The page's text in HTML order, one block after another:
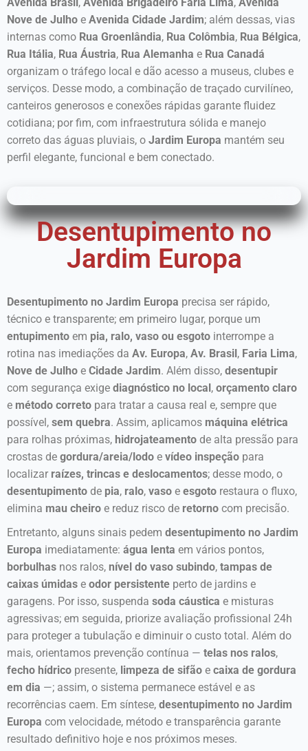
Nove de Julho e Avenida Cidade Jardim; além dessas, vias
internas como Rua Groenlândia, Rua Colômbia, Rua Bélgica,
Rua Itália, Rua Áustria, Rua Alemanha e Rua Canadá
organizam o tráfego local e dão acesso a museus, clubes e
serviços. Desse modo, a combinação de traçado curvilíneo,
canteiros generosos e conexões rápidas garante fluidez
cotidiana; por fim, com infraestrutura sólida e manejo
correto das águas pluviais, o Jardim Europa mantém seu
perfil elegante, funcional e bem conectado.
Desentupimento no
Jardim Europa
Desentupimento no Jardim Europa precisa ser rápido,
técnico e transparente; em primeiro lugar, porque um
entupimento em pia, ralo, vaso ou esgoto interrompe a
rotina nas imediações da Av. Europa, Av. Brasil, Faria Lima,
Nove de Julho e Cidade Jardim. Além disso, desentupir
com segurança exige diagnóstico no local, orçamento claro
e método correto para tratar a causa real e, sempre que
possível, sem quebra. Assim, aplicamos máquina elétrica
para rolhas próximas, hidrojateamento de alta pressão para
crostas de gordura/areia/lodo e vídeo inspeção para
localizar raízes, trincas e deslocamentos; desse modo, o
desentupimento de pia, ralo, vaso e esgoto restaura o fluxo,
elimina mau cheiro e reduz risco de retorno com precisão.
Entretanto, alguns sinais pedem desentupimento no Jardim
Europa imediatamente: água lenta em vários pontos,
borbulhas nos ralos, nível do vaso subindo, tampas de
caixas úmidas e odor persistente perto de jardins e
garagens. Por isso, suspenda soda cáustica e misturas
agressivas; em seguida, priorize avaliação profissional 24h
para proteger a tubulação e diminuir o custo total. Além do
mais, orientamos prevenção contínua — telas nos ralos,
fecho hídrico presente, limpeza de sifão e caixa de gordura
em dia —; assim, o sistema permanece estável e as
recorrências caem. Em síntese, desentupimento no Jardim
Europa com velocidade, método e transparência garante
resultado definitivo hoje e nos próximos meses.